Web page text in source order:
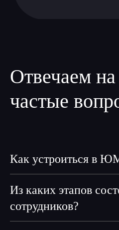
Отвечаем
частые
Как устроиться в
Из каких этапов
сотрудников?